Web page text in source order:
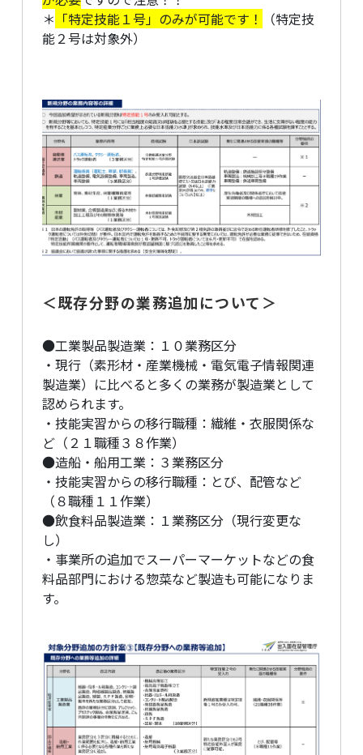
＊ 「特定技能１号」のみが可能です！
（特定技
能２号は対象外）
＜既存分野の業務追加について＞
●工業製品製造業：１０業務区分
・現行（素形材・産業機械・電気電子情報関連
製造業）に比べると多くの業務が製造業として
認められます。
・技能実習からの移行職種：繊維・衣服関係な
ど（２１職種３８作業）
●造船・船用工業：３業務区分
・技能実習からの移行職種：とび、配管など
（８職種１１作業）
●飲食料品製造業：１業務区分（現行変更な
し）
・事業所の追加でスーパーマーケットなどの食
料品部門における惣菜など製造も可能になりま
す。